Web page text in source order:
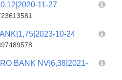
11-27
10-24
BANK NV|6,38|2021-